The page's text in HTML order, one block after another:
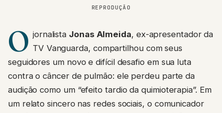
REPRODUÇÃO
O jornalista Jonas Almeida, ex-apresentador da
TV Vanguarda, compartilhou com seus
seguidores um novo e difícil desafio em sua luta
contra o câncer de pulmão: ele perdeu parte da
audição como um “efeito tardio da quimioterapia”. Em
um relato sincero nas redes sociais, o comunicador